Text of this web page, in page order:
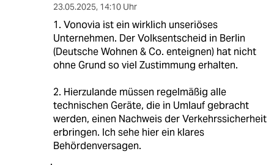
23.05.2025, 14:10 Uhr
1. Vonovia ist ein wirklich unseriöses
Unternehmen. Der Volksentscheid in Berlin
(Deutsche Wohnen & Co. enteignen) hat nicht
ohne Grund so viel Zustimmung erhalten.
2. Hierzulande müssen regelmäßig alle
technischen Geräte, die in Umlauf gebracht
werden, einen Nachweis der Verkehrssicherheit
erbringen. Ich sehe hier ein klares
Behördenversagen.